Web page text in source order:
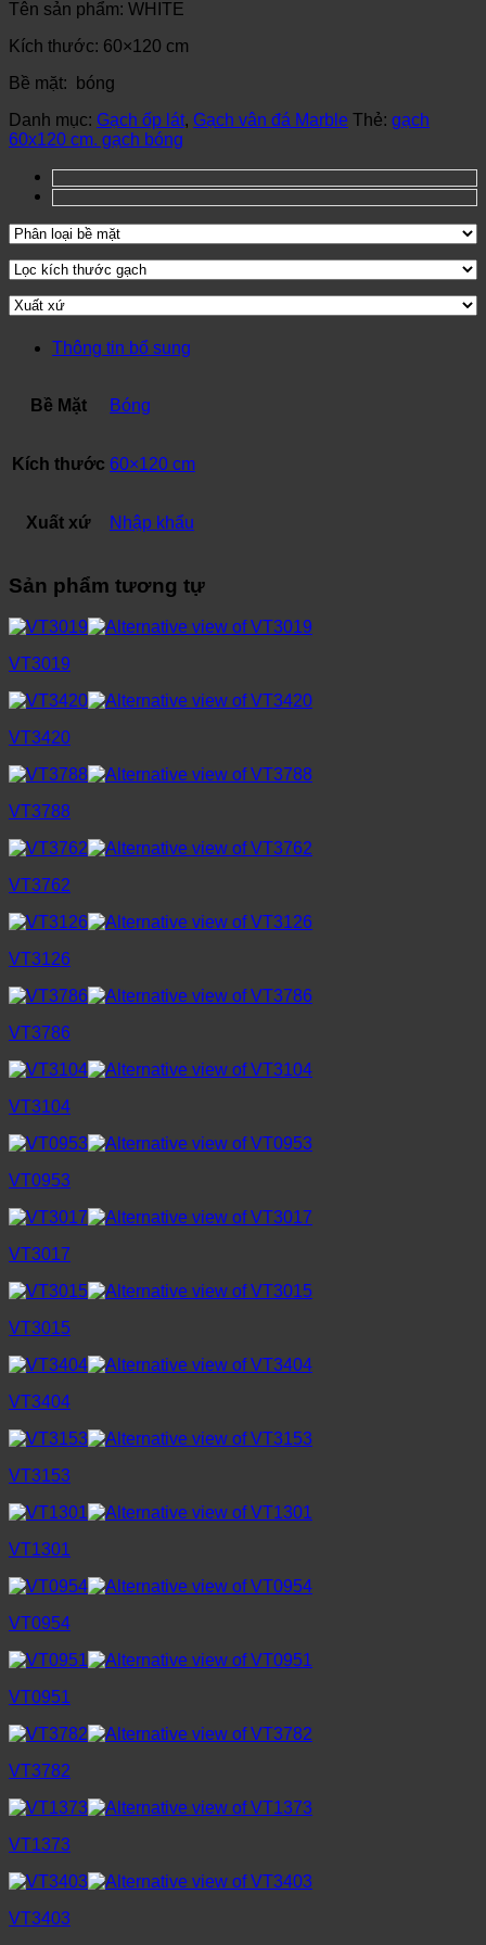
Tên sản phẩm: WHITE
Kích thước: 60×120 cm
Bề mặt: bóng
Danh mục: Gạch ốp lát, Gạch vân đá Marble Thẻ: gạch
60x120 cm. gạch bóng
Thông tin bổ sung
Bề Mặt Bóng
Kích thước 60×120 cm
Xuất xứ Nhập khẩu
Sản phẩm tương tự
VT3019
VT3420
VT3788
VT3762
VT3126
VT3786
VT3104
VT0953
VT3017
VT3015
VT3404
VT3153
VT1301
VT0954
VT0951
VT3782
VT1373
VT3403